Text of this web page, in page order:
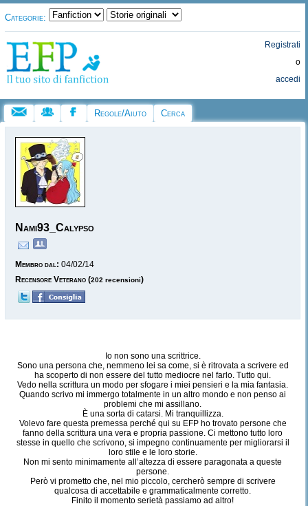
Categorie:
Registrati
o
accedi
Regole/Aiuto Cerca
Nami93_Calypso
Membro dal: 04/02/14
Recensore Veterano (202 recensioni)
Io non sono una scrittrice.
Sono una persona che, nemmeno lei sa come, si è ritrovata a scrivere ed
ha scoperto di non essere del tutto mediocre nel farlo. Tutto qui.
Vedo nella scrittura un modo per sfogare i miei pensieri e la mia fantasia.
Quando scrivo mi immergo totalmente in un altro mondo e non penso ai
problemi che mi assillano.
È una sorta di catarsi. Mi tranquillizza.
Volevo fare questa premessa perché qui su EFP ho trovato persone che
fanno della scrittura una vera e propria passione. Ci mettono tutto loro
stesse in quello che scrivono, si impegno continuamente per migliorarsi il
loro stile e le loro storie.
Non mi sento minimamente all’altezza di essere paragonata a queste
persone.
Però vi prometto che, nel mio piccolo, cercherò sempre di scrivere
qualcosa di accettabile e grammaticalmente corretto.
Finito il momento serietà passiamo ad altro!